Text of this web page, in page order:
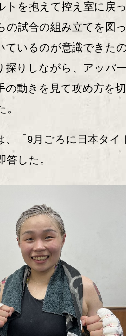
を抱えて控え室に戻
の試合の組み立てを図
ているのが意識できた
探りしながら、アッパ
の動きを見て攻め方を
「9月ごろに日本タイ
した。